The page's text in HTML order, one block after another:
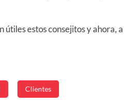
útiles estos consejitos y ahora, a
Clientes